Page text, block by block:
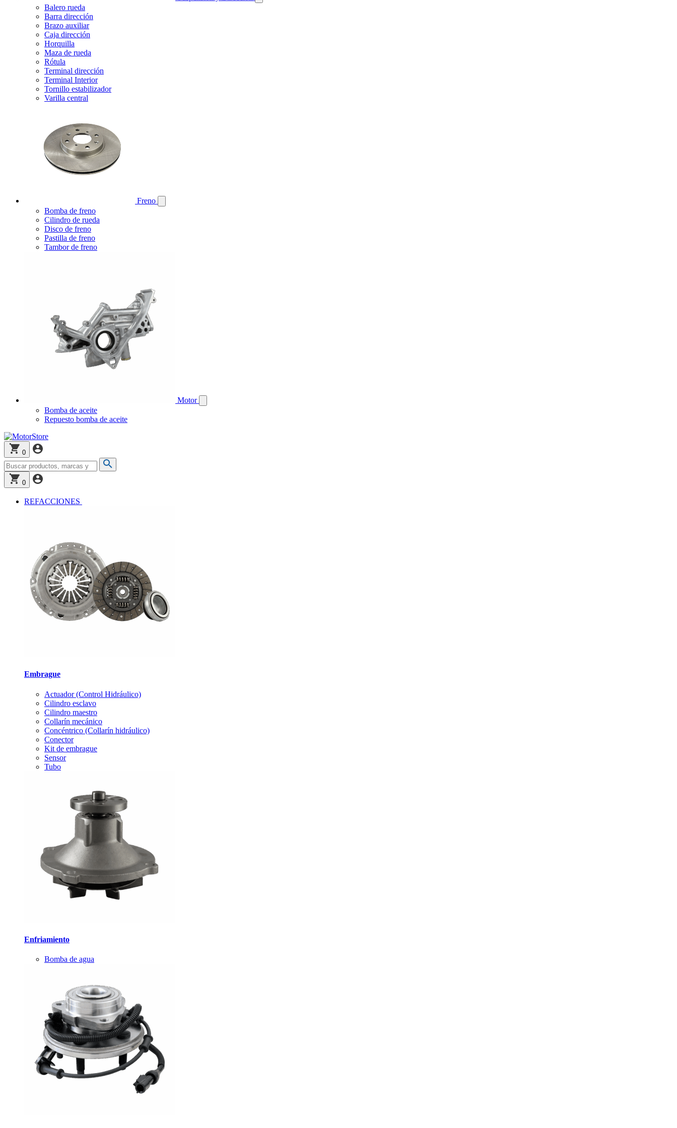
Balero rueda
Barra dirección
Brazo auxiliar
Caja dirección
Horquilla
Maza de rueda
Rótula
Terminal dirección
Terminal Interior
Tornillo estabilizador
Varilla central
Freno
Bomba de freno
Cilindro de rueda
Disco de freno
Pastilla de freno
Tambor de freno
Motor
Bomba de aceite
Repuesto bomba de aceite
0
0
REFACCIONES
Embrague
Actuador (Control Hidráulico)
Cilindro esclavo
Cilindro maestro
Collarín mecánico
Concéntrico (Collarín hidráulico)
Conector
Kit de embrague
Sensor
Tubo
Enfriamiento
Bomba de agua